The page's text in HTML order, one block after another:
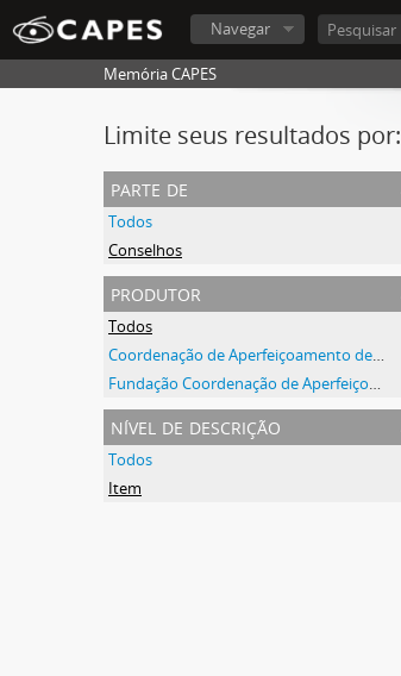
Navegar
Memória CAPES
Limite seus resultados por:
parte de
Todos
Conselhos
produtor
Todos
Coordenação de Aperfeiçoamento de Pessoal de Nível Superior (CAPES)
Fundação Coordenação de Aperfeiçoamento de Pessoal de Nível Superior (CAPES)
nível de descrição
Todos
Item